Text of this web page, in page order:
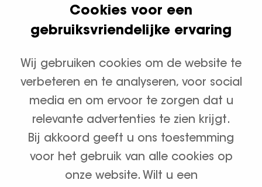
Klanten geven ons een 9.8
Productcategorieën
Waterontharders
Zout en onderhoud
Cookies voor een
gebruiksvriendelijke ervaring
Wij gebruiken cookies om de website te
verbeteren en te analyseren, voor social
media en om ervoor te zorgen dat u
relevante advertenties te zien krijgt.
Bij akkoord geeft u ons toestemming
voor het gebruik van alle cookies op
onze website. Wilt u een